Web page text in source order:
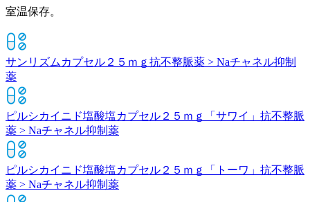
室温保存。
サンリズムカプセル２５ｍｇ 抗不整脈薬 > Naチャネル抑制
薬
ピルシカイニド塩酸塩カプセル２５ｍｇ「サワイ」 抗不整脈
薬 > Naチャネル抑制薬
ピルシカイニド塩酸塩カプセル２５ｍｇ「トーワ」 抗不整脈
薬 > Naチャネル抑制薬